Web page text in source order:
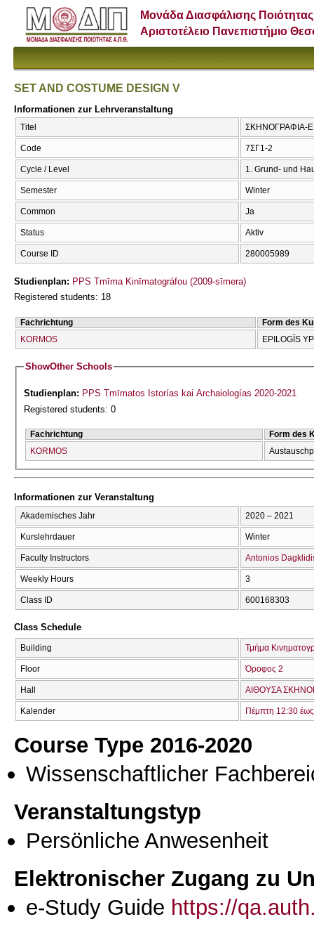
Μονάδα Διασφάλισης Ποιότητας
Αριστοτέλειο Πανεπιστήμιο
SET AND COSTUME DESIGN V
Informationen zur Lehrveranstaltung
Titel ΣΚΗΝΟΓΡΑΦΙΑ-
Code 7ΣΓ1-2
Cycle / Level 1. Grund- und
Semester Winter
Common Ja
Status Aktiv
Course ID 280005989
Studienplan: PPS Tmīma Kinīmatográfou (2009-sīmera)
Registered students: 18
Fachrichtung
Form des
KORMOS
EPILOGĪS
ShowOther Schools
Studienplan: PPS Tmīmatos Istorías kai Archaiologías 2020-2021
Registered students: 0
Fachrichtung
Form des
KORMOS
Informationen zur Veranstaltung
Akademisches Jahr 2020 – 2021
Kurslehrdauer Winter
Faculty Instructors Antonios
Weekly Hours 3
Class ID 600168303
Class Schedule
Building Τμήμα
Floor Όροφος 2
Hall ΑΙΘΟΥΣΑ
Kalender Πέμπτη 12:30
Course Type 2016-2020
Wissenschaftlicher
Veranstaltungstyp
Persönliche Anwesenheit
Elektronischer Zugang zu
e-Study Guide https://